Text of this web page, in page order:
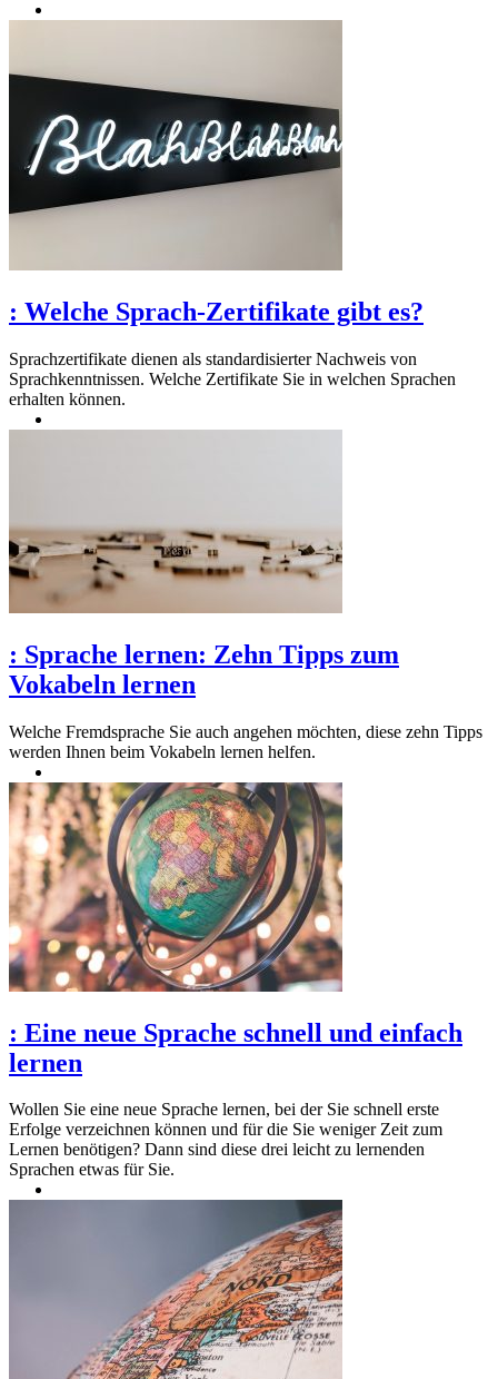
: Welche Sprach-Zertifikate gibt es?
Sprachzertifikate dienen als standardisierter Nachweis von
Sprachkenntnissen. Welche Zertifikate Sie in welchen Sprachen
erhalten können.
: Sprache lernen: Zehn Tipps zum
Vokabeln lernen
Welche Fremdsprache Sie auch angehen möchten, diese zehn Tipps
werden Ihnen beim Vokabeln lernen helfen.
: Eine neue Sprache schnell und einfach
lernen
Wollen Sie eine neue Sprache lernen, bei der Sie schnell erste
Erfolge verzeichnen können und für die Sie weniger Zeit zum
Lernen benötigen? Dann sind diese drei leicht zu lernenden
Sprachen etwas für Sie.